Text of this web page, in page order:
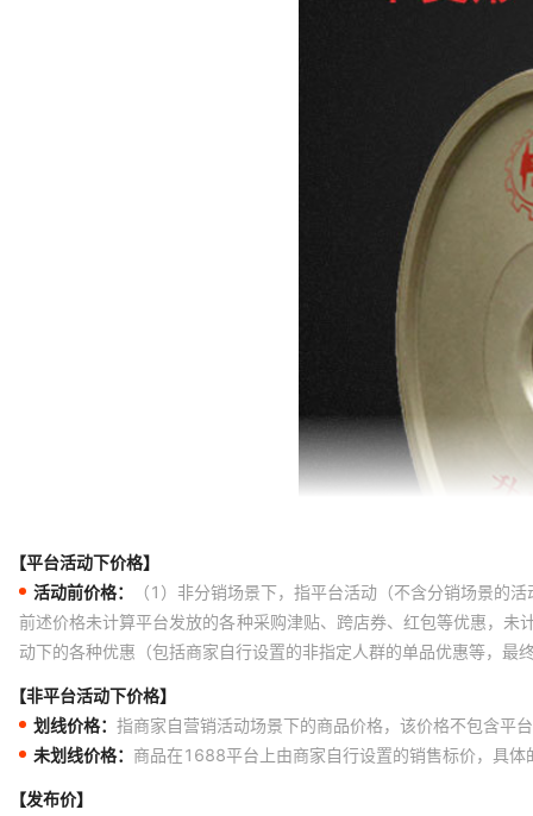
【平台活动下价格】
活动前价格：
（1）非分销场景下，指平台活动（不含分销场景的
前述价格未计算平台发放的各种采购津贴、跨店券、红包等优惠，
动下的各种优惠（包括商家自行设置的非指定人群的单品优惠等，
【非平台活动下价格】
划线价格： 指商家自营销活动场景下的商品价格，该价格不包含平
未划线价格： 商品在1688平台上由商家自行设置的销售标价，具
【发布价】